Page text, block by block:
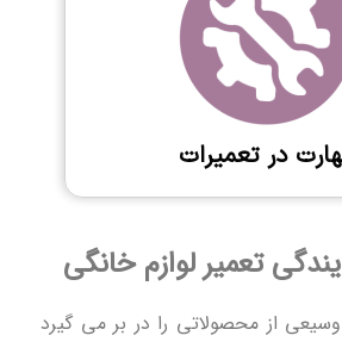
در تعمیرات
تعمیر لوازم خانگی
از محصولاتی را در بر می گیرد